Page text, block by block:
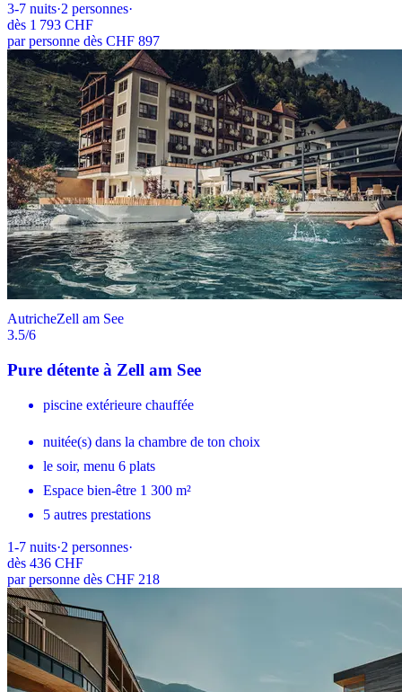
3-7 nuits·2 personnes·
dès 1 793 CHF
par personne dès CHF 897
AutricheZell am See
3.5/6
Pure détente à Zell am See
piscine extérieure chauffée
nuitée(s) dans la chambre de ton choix
le soir, menu 6 plats
Espace bien-être 1 300 m²
5 autres prestations
1-7 nuits·2 personnes·
dès 436 CHF
par personne dès CHF 218